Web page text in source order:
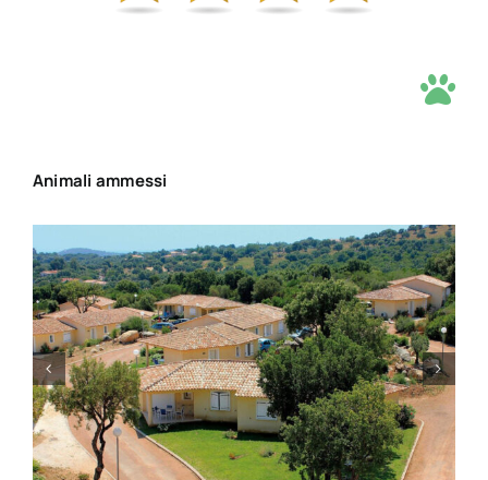
Animali ammessi